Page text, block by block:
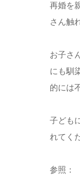
再婚を
さん触
お子さ
にも馴
的には
子ども
れてく
参照：